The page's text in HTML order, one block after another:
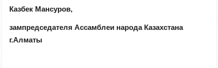
Казбек Мансуров,
зампредседателя Ассамблеи народа Казахстана
г.Алматы